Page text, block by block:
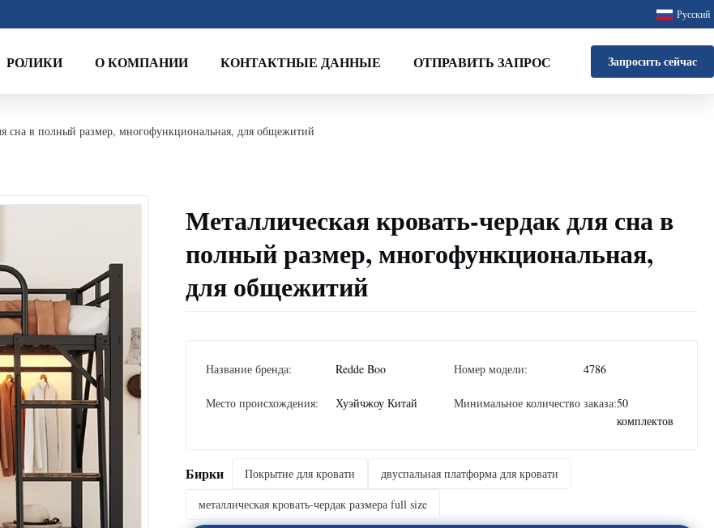
Русский
РОЛИКИ О КОМПАНИИ КОНТАКТНЫЕ ДАННЫЕ ОТПРАВИТЬ ЗАПРОС Запросить сейчас
сна в полный размер, многофункциональная, для общежитий
Металлическая кровать-чердак для сна в
полный размер, многофункциональная,
для общежитий
Название бренда: Redde Boo Номер модели: 4786
Место происхождения: Хуэйчжоу Китай Минимальное количество заказа:50
комплектов
Бирки Покрытие для кровати
двуспальная платформа для кровати
металлическая кровать-чердак размера full size